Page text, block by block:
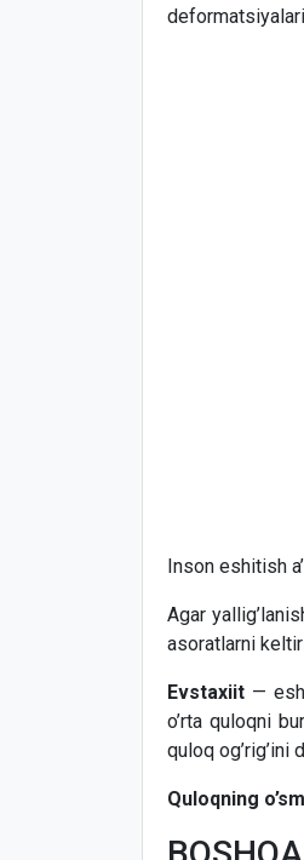
Inson eshitish
Agar
asoratlarni
Evstaxiit —
o’rta quloqni
quloq og’rig’ini
Quloqning